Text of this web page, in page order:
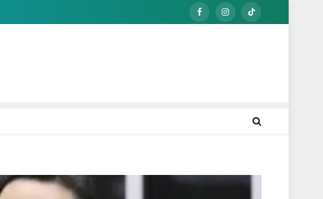
FacebookInstagramTikTok